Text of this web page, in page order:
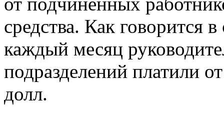
средства. Как говорится
каждый месяц
подразделений платили
долл.